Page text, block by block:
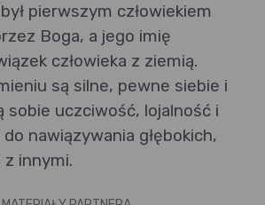
pierwszym człowiekiem
Boga, a jego imię
człowieka z ziemią.
są silne, pewne siebie i
sobie uczciwość, lojalność i
nawiązywania głębokich,
z innymi.